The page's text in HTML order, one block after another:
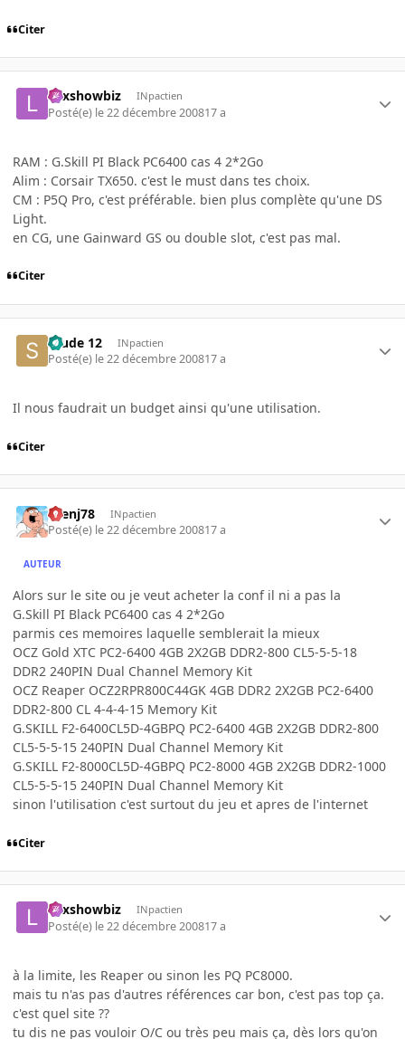
Citer
Lexshowbiz INpactien
Posté(e) le 22 décembre 200817 a
RAM : G.Skill PI Black PC6400 cas 4 2*2Go
Alim : Corsair TX650. c'est le must dans tes choix.
CM : P5Q Pro, c'est préférable. bien plus complète qu'une DS
Light.
en CG, une Gainward GS ou double slot, c'est pas mal.
Citer
Stude 12 INpactien
Posté(e) le 22 décembre 200817 a
Il nous faudrait un budget ainsi qu'une utilisation.
Citer
rbenj78 INpactien
Posté(e) le 22 décembre 200817 a
AUTEUR
Alors sur le site ou je veut acheter la conf il ni a pas la
G.Skill PI Black PC6400 cas 4 2*2Go
parmis ces memoires laquelle semblerait la mieux
OCZ Gold XTC PC2-6400 4GB 2X2GB DDR2-800 CL5-5-5-18
DDR2 240PIN Dual Channel Memory Kit
OCZ Reaper OCZ2RPR800C44GK 4GB DDR2 2X2GB PC2-6400
DDR2-800 CL 4-4-4-15 Memory Kit
G.SKILL F2-6400CL5D-4GBPQ PC2-6400 4GB 2X2GB DDR2-800
CL5-5-5-15 240PIN Dual Channel Memory Kit
G.SKILL F2-8000CL5D-4GBPQ PC2-8000 4GB 2X2GB DDR2-1000
CL5-5-5-15 240PIN Dual Channel Memory Kit
sinon l'utilisation c'est surtout du jeu et apres de l'internet
Citer
Lexshowbiz INpactien
Posté(e) le 22 décembre 200817 a
à la limite, les Reaper ou sinon les PQ PC8000.
mais tu n'as pas d'autres références car bon, c'est pas top ça.
c'est quel site ??
tu dis ne pas vouloir O/C ou très peu mais ça, dès lors qu'on